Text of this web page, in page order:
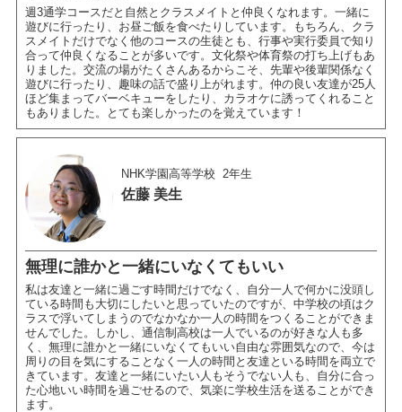
週3通学コースだと自然とクラスメイトと仲良くなれます。一緒に
遊びに行ったり、お昼ご飯を食べたりしています。もちろん、クラ
スメイトだけでなく他のコースの生徒とも、行事や実行委員で知り
合って仲良くなることが多いです。文化祭や体育祭の打ち上げもあ
りました。交流の場がたくさんあるからこそ、先輩や後輩関係なく
遊びに行ったり、趣味の話で盛り上がれます。仲の良い友達が25人
ほど集まってバーベキューをしたり、カラオケに誘ってくれること
もありました。とても楽しかったのを覚えています！
NHK学園高等学校 2年生
佐藤 美生
無理に誰かと一緒にいなくてもいい
私は友達と一緒に過ごす時間だけでなく、自分一人で何かに没頭し
ている時間も大切にしたいと思っていたのですが、中学校の頃はク
ラスで浮いてしまうのでなかなか一人の時間をつくることができま
せんでした。しかし、通信制高校は一人でいるのが好きな人も多
く、無理に誰かと一緒にいなくてもいい自由な雰囲気なので、今は
周りの目を気にすることなく一人の時間と友達といる時間を両立で
きています。友達と一緒にいたい人もそうでない人も、自分に合っ
た心地いい時間を過ごせるので、気楽に学校生活を送ることができ
ます。